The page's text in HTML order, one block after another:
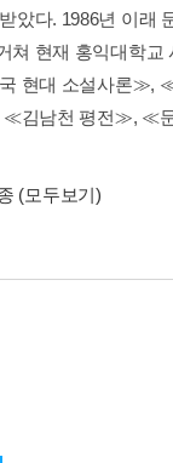
았다. 1986년 이래
쳐 현재 홍익대학교
현대 소설사론≫,
남천 평전≫, ≪문
(모두보기)